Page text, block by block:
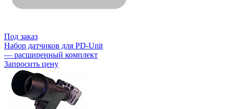
Под заказ
Набор датчиков для PD-Unit
— расширенный комплект
Запросить цену